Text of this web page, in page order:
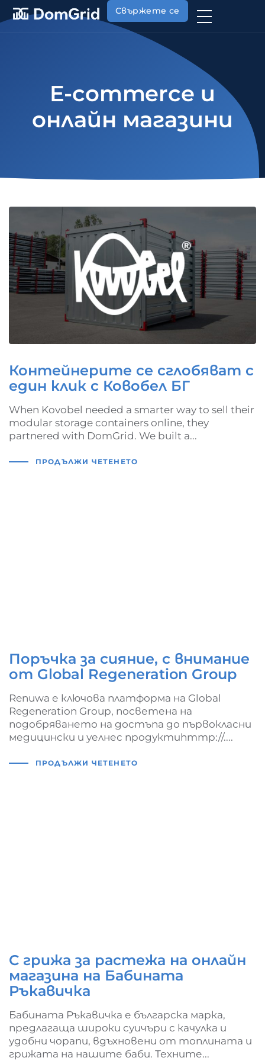
Свържете се
E-commerce и
онлайн магазини
Контейнерите се сглобяват с
един клик с Ковобел БГ
When Kovobel needed a smarter way to sell their
modular storage containers online, they
partnered with DomGrid. We built a...
ПРОДЪЛЖИ ЧЕТЕНЕТО
Поръчка за сияние, с внимание
от Global Regeneration Group
Renuwa е ключова платформа на Global
Regeneration Group, посветена на
подобряването на достъпа до първокласни
медицински и уелнес продуктиһттр://....
ПРОДЪЛЖИ ЧЕТЕНЕТО
С грижа за растежа на онлайн
магазина на Бабината
Ръкавичка
Бабината Ръкавичка е българска марка,
предлагаща широки суичъри с качулка и
удобни чорапи, вдъхновени от топлината и
грижата на нашите баби. Техните...